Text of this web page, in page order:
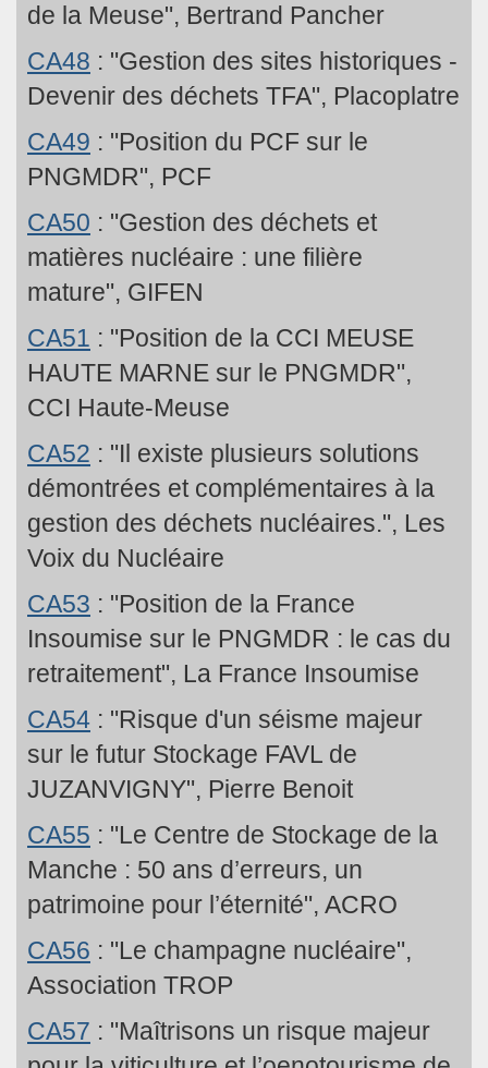
de la Meuse", Bertrand Pancher
CA48 : "Gestion des sites historiques -
Devenir des déchets TFA", Placoplatre
CA49 : "Position du PCF sur le
PNGMDR", PCF
CA50 : "Gestion des déchets et
matières nucléaire : une filière
mature", GIFEN
CA51 : "Position de la CCI MEUSE
HAUTE MARNE sur le PNGMDR",
CCI Haute-Meuse
CA52 : "Il existe plusieurs solutions
démontrées et complémentaires à la
gestion des déchets nucléaires.", Les
Voix du Nucléaire
CA53 : "Position de la France
Insoumise sur le PNGMDR : le cas du
retraitement", La France Insoumise
CA54 : "Risque d'un séisme majeur
sur le futur Stockage FAVL de
JUZANVIGNY", Pierre Benoit
CA55 : "Le Centre de Stockage de la
Manche : 50 ans d’erreurs, un
patrimoine pour l’éternité", ACRO
CA56 : "Le champagne nucléaire",
Association TROP
CA57 : "Maîtrisons un risque majeur